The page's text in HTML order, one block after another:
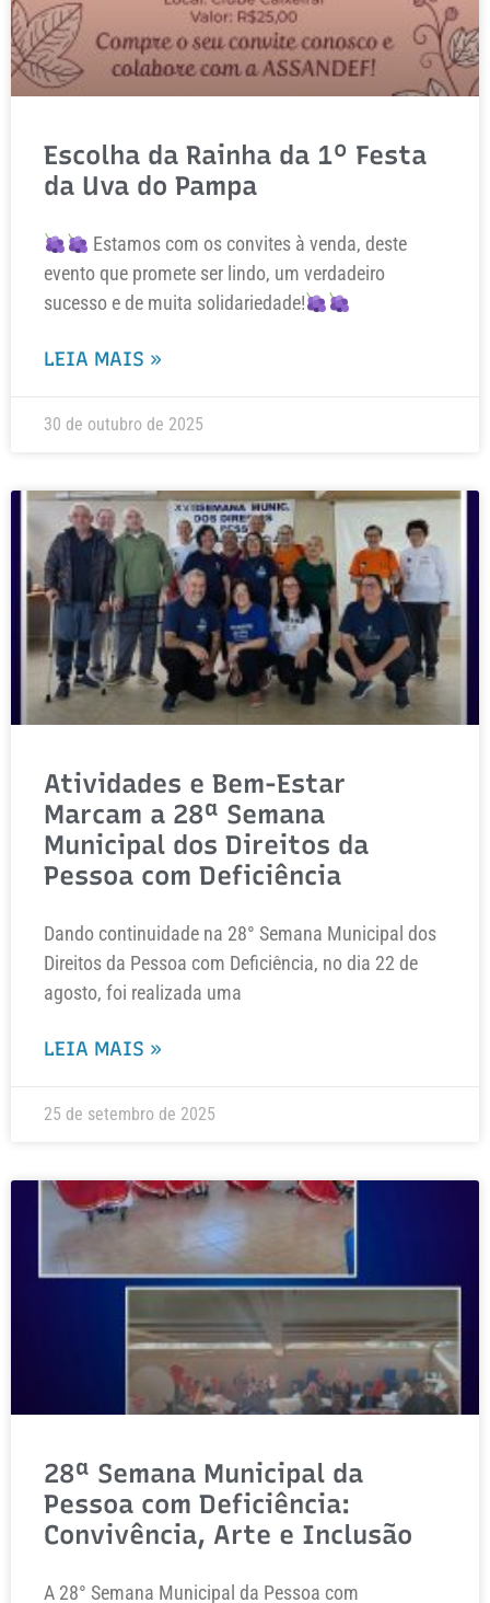
Escolha da Rainha da 1º Festa
da Uva do Pampa
Estamos com os convites à venda, deste
evento que promete ser lindo, um verdadeiro
sucesso e de muita solidariedade!
LEIA MAIS »
30 de outubro de 2025
Atividades e Bem-Estar
Marcam a 28ª Semana
Municipal dos Direitos da
Pessoa com Deficiência
Dando continuidade na 28° Semana Municipal dos
Direitos da Pessoa com Deficiência, no dia 22 de
agosto, foi realizada uma
LEIA MAIS »
25 de setembro de 2025
28ª Semana Municipal da
Pessoa com Deficiência:
Convivência, Arte e Inclusão
A 28° Semana Municipal da Pessoa com